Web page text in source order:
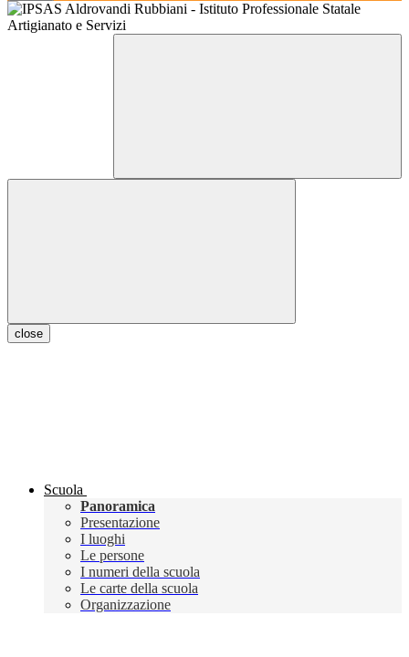
close
Scuola
Panoramica
Presentazione
I luoghi
Le persone
I numeri della scuola
Le carte della scuola
Organizzazione